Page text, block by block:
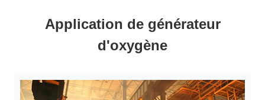
Application de générateur
d'oxygène